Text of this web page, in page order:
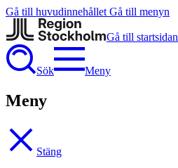
Gå till huvudinnehållet Gå till menyn
Gå till startsidan
Sök Meny
Meny
Stäng